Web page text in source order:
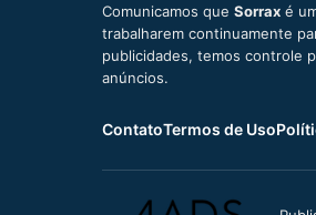
Comunicamos que Sorrax é
trabalharem continuamente
publicidades, temos controle
anúncios.
ContatoTermos de Uso